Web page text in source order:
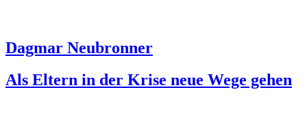
Dagmar Neubronner
Als Eltern in der Krise neue Wege gehen